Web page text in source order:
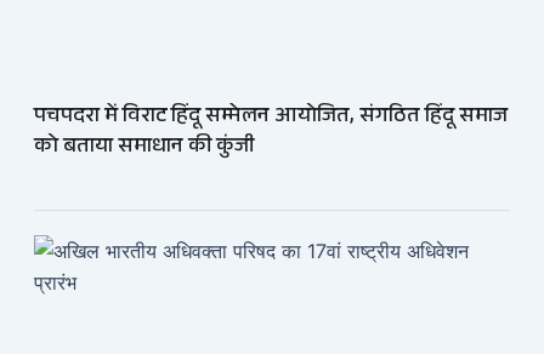
पचपदरा में विराट हिंदू सम्मेलन आयोजित, संगठित हिंदू समाज
को बताया समाधान की कुंजी